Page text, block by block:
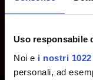
Uso responsabile
Noi e i nostri
personali, ad
account
Creato 1 anno fa
Ogni account CD